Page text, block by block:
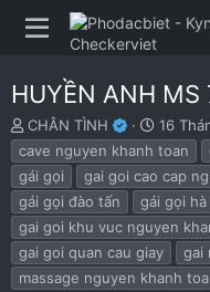
HUYỀN ANH MS
B
ắ
t
đ
ầ
u
CHÂN TÌNH
N
g
à
y
b
ắ
t
đ
ầ
16
cave nguyen khanh toan
gái gọi
gai goi cao cap
gái gọi đào tấn
gái gọi hà
gai goi khu vuc nguyen
gai goi quan cau giay
gai
massage nguyen khanh